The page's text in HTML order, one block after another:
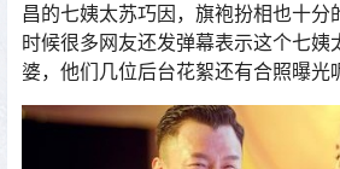
昌的七姨太苏巧因，旗袍扮相也十分
时候很多网友还发弹幕表示这个七姨
婆，他们几位后台花絮还有合照曝光